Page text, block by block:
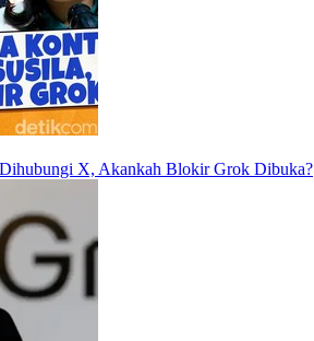
X, Akankah Blokir Grok Dibuka?